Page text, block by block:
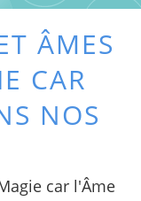
ÂMES
CAR
NOS
car l'Âme